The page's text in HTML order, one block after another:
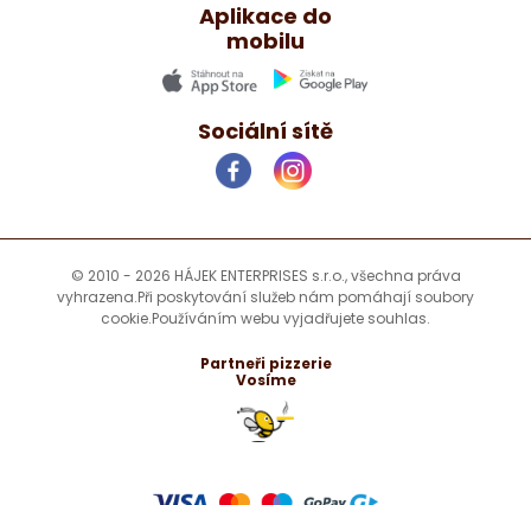
Aplikace do
mobilu
Sociální sítě
© 2010 - 2026 HÁJEK ENTERPRISES s.r.o., všechna práva
vyhrazena.Při poskytování služeb nám pomáhají soubory
cookie.Používáním webu vyjadřujete souhlas.
Partneři pizzerie
Vosíme